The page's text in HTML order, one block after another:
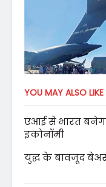
YOU MAY ALSO LIKE
एआई से भारत
इकोनॉमी
युद्ध के बावजूद